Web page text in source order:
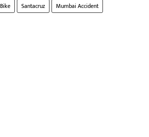
Bike Santacruz Mumbai Accident